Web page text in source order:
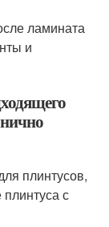
ламината
и
плинтусов,
с